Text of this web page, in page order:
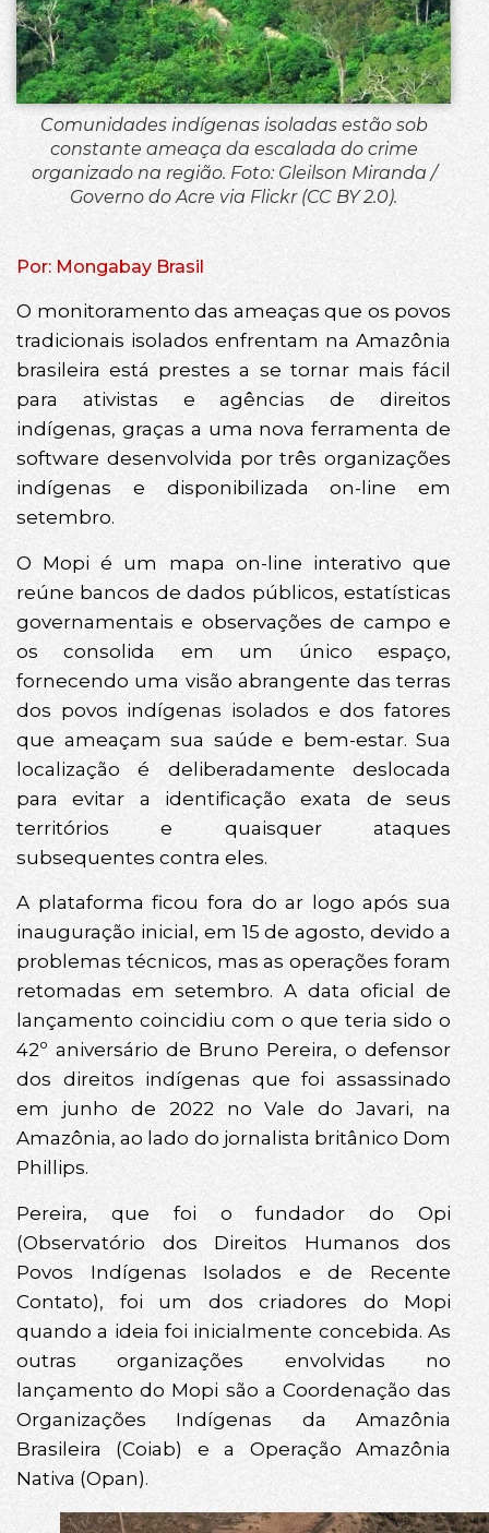
Comunidades indígenas isoladas estão sob
constante ameaça da escalada do crime
organizado na região. Foto: Gleilson Miranda /
Governo do Acre via Flickr (CC BY 2.0).
Por: Mongabay Brasil
O monitoramento das ameaças que os povos
tradicionais isolados enfrentam na Amazônia
brasileira está prestes a se tornar mais fácil
para ativistas e agências de direitos
indígenas, graças a uma nova ferramenta de
software desenvolvida por três organizações
indígenas e disponibilizada on-line em
setembro.
O Mopi é um mapa on-line interativo que
reúne bancos de dados públicos, estatísticas
governamentais e observações de campo e
os consolida em um único espaço,
fornecendo uma visão abrangente das terras
dos povos indígenas isolados e dos fatores
que ameaçam sua saúde e bem-estar. Sua
localização é deliberadamente deslocada
para evitar a identificação exata de seus
territórios e quaisquer ataques
subsequentes contra eles.
A plataforma ficou fora do ar logo após sua
inauguração inicial, em 15 de agosto, devido a
problemas técnicos, mas as operações foram
retomadas em setembro. A data oficial de
lançamento coincidiu com o que teria sido o
42º aniversário de Bruno Pereira, o defensor
dos direitos indígenas que foi assassinado
em junho de 2022 no Vale do Javari, na
Amazônia, ao lado do jornalista britânico Dom
Phillips.
Pereira, que foi o fundador do Opi
(Observatório dos Direitos Humanos dos
Povos Indígenas Isolados e de Recente
Contato), foi um dos criadores do Mopi
quando a ideia foi inicialmente concebida. As
outras organizações envolvidas no
lançamento do Mopi são a Coordenação das
Organizações Indígenas da Amazônia
Brasileira (Coiab) e a Operação Amazônia
Nativa (Opan).